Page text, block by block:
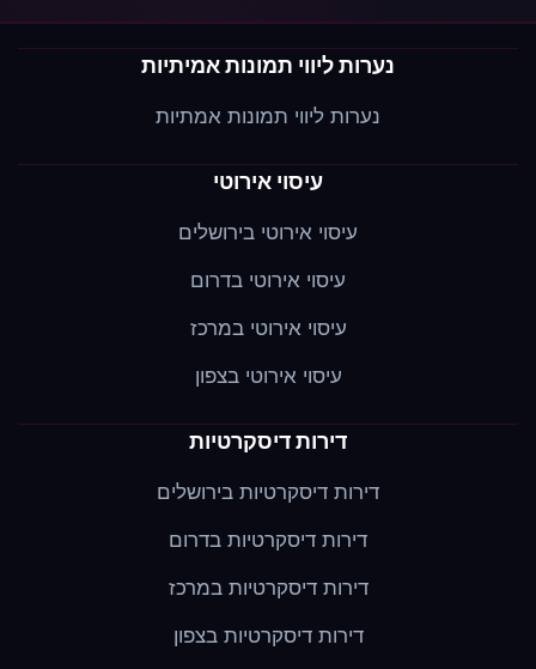
נערות ליווי תמונות אמיתיות
נערות ליווי תמונות אמתיות
עיסוי אירוטי
עיסוי אירוטי בירושלים
עיסוי אירוטי בדרום
עיסוי אירוטי במרכז
עיסוי אירוטי בצפון
דירות דיסקרטיות
דירות דיסקרטיות בירושלים
דירות דיסקרטיות בדרום
דירות דיסקרטיות במרכז
דירות דיסקרטיות בצפון